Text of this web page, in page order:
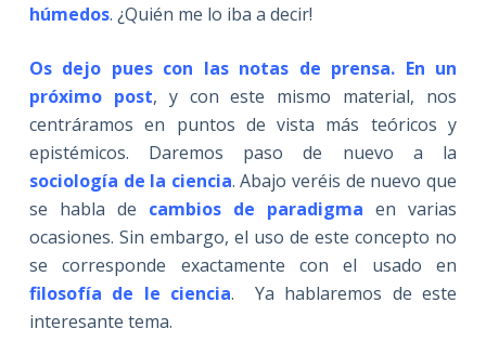
húmedos. ¿Quién me lo iba a decir!
Os dejo pues con las notas de prensa. En un
próximo post, y con este mismo material, nos
centráramos en puntos de vista más teóricos y
epistémicos. Daremos paso de nuevo a la
sociología de la ciencia. Abajo veréis de nuevo que
se habla de cambios de paradigma en varias
ocasiones. Sin embargo, el uso de este concepto no
se corresponde exactamente con el usado en
filosofía de le ciencia. Ya hablaremos de este
interesante tema.